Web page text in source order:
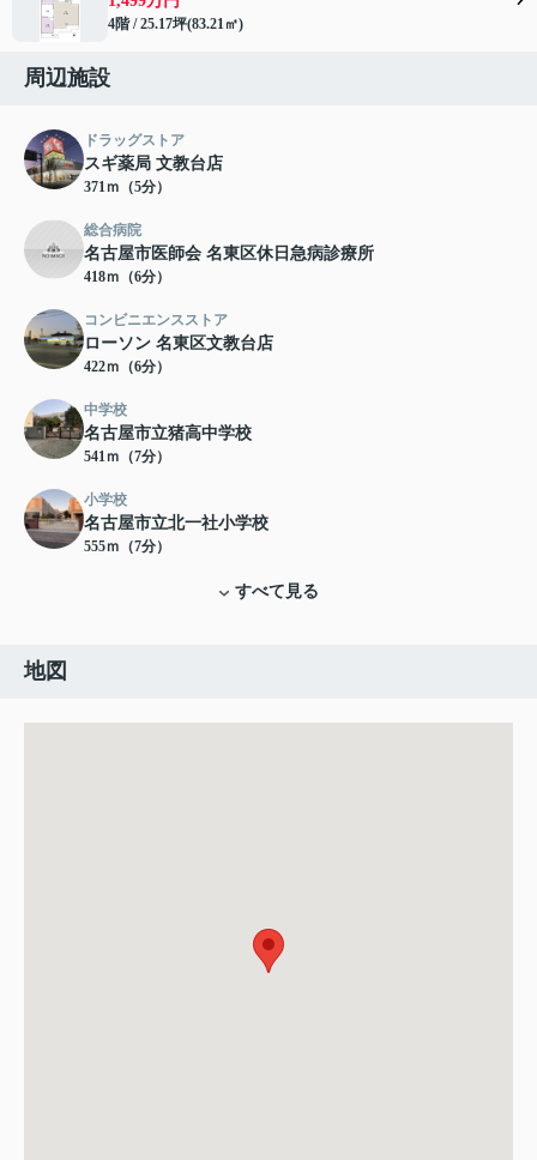
4階 / 25.17坪(83.21㎡)
周辺施設
ドラッグストア
スギ薬局 文教台店
371ｍ（5分）
総合病院
名古屋市医師会 名東区休日急病診療所
418ｍ（6分）
コンビニエンスストア
ローソン 名東区文教台店
422ｍ（6分）
中学校
名古屋市立猪高中学校
541ｍ（7分）
小学校
名古屋市立北一社小学校
555ｍ（7分）
すべて見る
地図